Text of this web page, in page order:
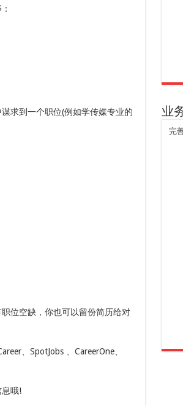
求到一个职位(例如学传媒专业的
位空缺，你也可以留份简历给对
、SpotJobs 、CareerOne、
哦!
业
完